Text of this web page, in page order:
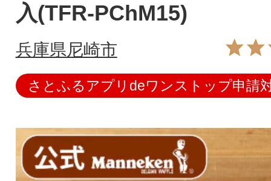
入(TFR-PChM15)
兵庫県尼崎市
さとふるアプリdeワンストップ申請